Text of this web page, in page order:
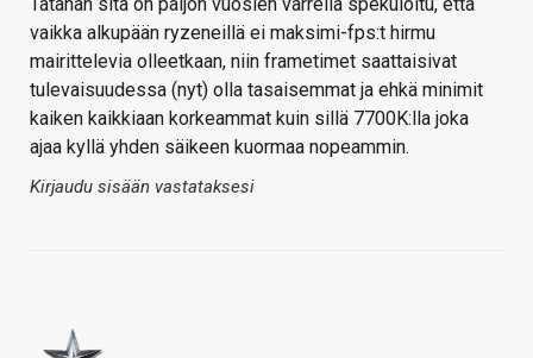
vaikka alkupään ryzeneillä ei maksimi-fps:t hirmu
mairittelevia olleetkaan, niin frametimet saattaisivat
tulevaisuudessa (nyt) olla tasaisemmat ja ehkä minimit
kaiken kaikkiaan korkeammat kuin sillä 7700K:lla joka
ajaa kyllä yhden säikeen kuormaa nopeammin.
Kirjaudu sisään vastataksesi